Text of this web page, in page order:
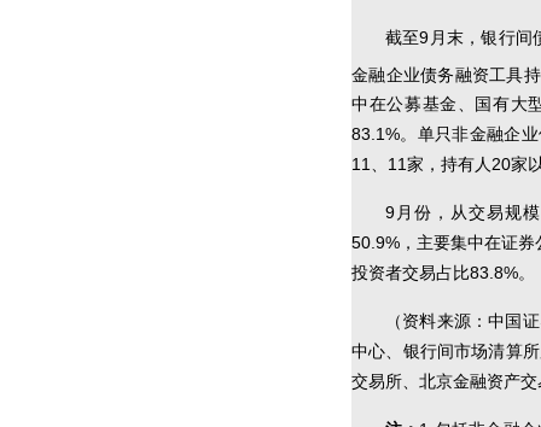
截至9月末，银行间
金融企业债务融资工具
中在公募基金、国有大
83.1%。单只非金融企
11、11家，持有人20家
9月份，从交易规
50.9%，主要集中在证
投资者交易占比83.8%。
（资料来源：中国
中心、银行间市场清算
交易所、北京金融资产